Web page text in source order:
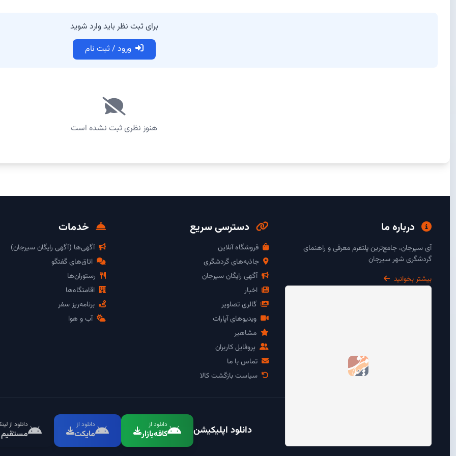
برای ثبت نظر باید وارد شوید
ورود / ثبت نام
هنوز نظری ثبت نشده است
درباره ما
آی سیرجان، جامع‌ترین پلتفرم معرفی و راهنمای
گردشگری شهر سیرجان
بیشتر بخوانید
دسترسی سریع
فروشگاه آنلاین
جاذبه‌های گردشگری
آگهی رایگان سیرجان
اخبار
گالری تصاویر
ویدیوهای آپارات
مشاهیر
پروفایل کاربران
تماس با ما
سیاست بازگشت کالا
خدمات
آگهی‌ها (آگهی رایگان سیرجان)
اتاق‌های گفتگو
رستوران‌ها
اقامتگاه‌ها
برنامه‌ریز سفر
آب و هوا
دانلود اپلیکیشن دانلود از
کافه‌بازار
دانلود از
مایکت
دانلود از
مستقیم